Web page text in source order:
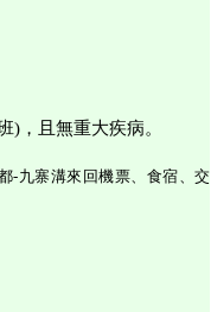
)，且無重大疾病。
-九寨溝來回機票、食宿、交